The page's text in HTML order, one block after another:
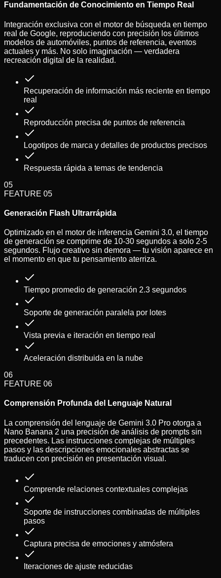
Fundamentación de Conocimiento en Tiempo Real
Integración exclusiva con el motor de búsqueda en tiempo
real de Google, reproduciendo con precisión los últimos
modelos de automóviles, puntos de referencia, eventos
actuales y más. No solo imaginación — verdadera
recreación digital de la realidad.
Recuperación de información más reciente en tiempo
real
Reproducción precisa de puntos de referencia
Logotipos de marca y detalles de productos precisos
Respuesta rápida a temas de tendencia
05
FEATURE 05
Generación Flash Ultrarrápida
Optimizado en el motor de inferencia Gemini 3.0, el tiempo
de generación se comprime de 10-30 segundos a solo 2-5
segundos. Flujo creativo sin demora — tu visión aparece en
el momento en que tu pensamiento aterriza.
Tiempo promedio de generación 2.3 segundos
Soporte de generación paralela por lotes
Vista previa e iteración en tiempo real
Aceleración distribuida en la nube
06
FEATURE 06
Comprensión Profunda del Lenguaje Natural
La comprensión del lenguaje de Gemini 3.0 Pro otorga a
Nano Banana 2 una precisión de análisis de prompts sin
precedentes. Las instrucciones complejas de múltiples
pasos y las descripciones emocionales abstractas se
traducen con precisión en presentación visual.
Comprende relaciones contextuales complejas
Soporte de instrucciones combinadas de múltiples
pasos
Captura precisa de emociones y atmósfera
Iteraciones de ajuste reducidas